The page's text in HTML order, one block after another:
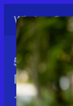
5-1-16：
Portable
イルコン